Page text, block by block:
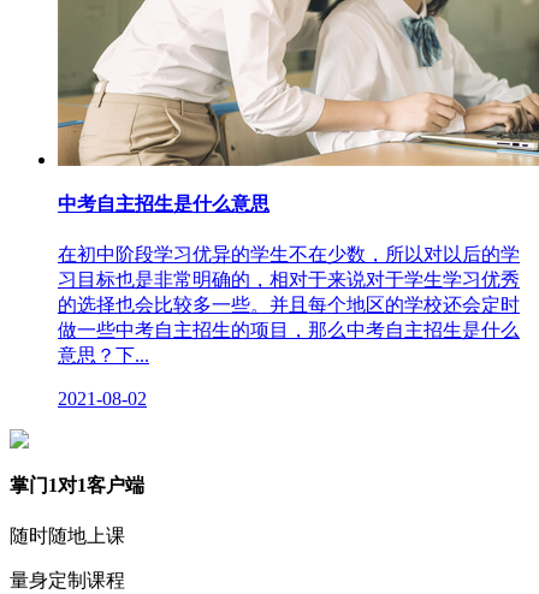
中考自主招生是什么意思
在初中阶段学习优异的学生不在少数，所以对以后的学
习目标也是非常明确的，相对于来说对于学生学习优秀
的选择也会比较多一些。并且每个地区的学校还会定时
做一些中考自主招生的项目，那么中考自主招生是什么
意思？下...
2021-08-02
掌门1对1客户端
随时随地上课
量身定制课程